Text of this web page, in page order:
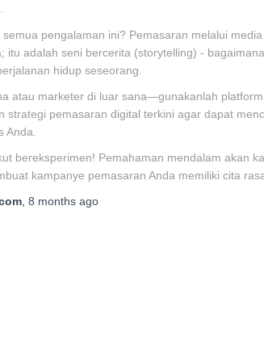
pengalaman ini? Pemasaran melalui
itu adalah seni bercerita (storytelling) -
hidup seseorang.
atau marketer di luar sana—gunakanlah
strategi pemasaran digital terkini agar dapat
Anda.
bereksperimen! Pemahaman mendalam akan
kampanye pemasaran Anda memiliki cita
8 months ago